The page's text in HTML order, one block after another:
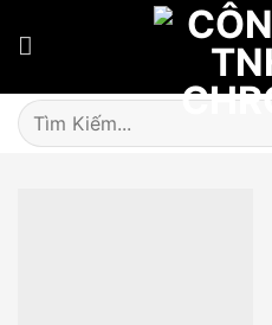
Tìm
kiếm: